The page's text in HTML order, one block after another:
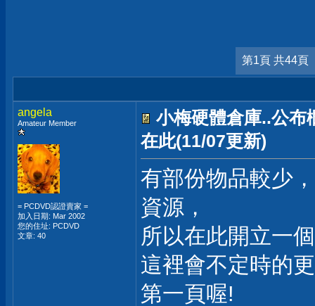
第1頁 共44頁
angela
Amateur Member
= PCDVD認證賣家 =
加入日期: Mar 2002
您的住址: PCDVD
文章: 40
小梅硬體倉庫..公布
在此(11/07更新)
有部份物品較少
資源，
所以在此開立一
這裡會不定時的
第一頁喔!